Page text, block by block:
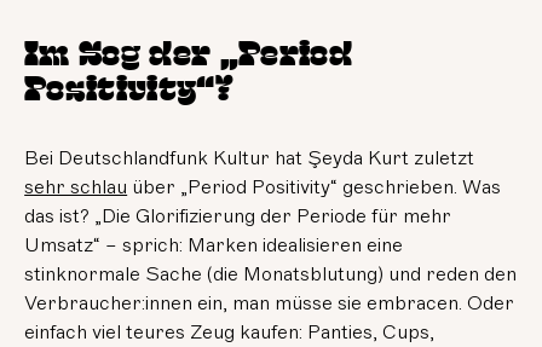
Im Sog der „Period
Positivity“?
Bei Deutschlandfunk Kultur hat Şeyda Kurt zuletzt
sehr schlau über „Period Positivity“ geschrieben. Was
das ist? „Die Glorifizierung der Periode für mehr
Umsatz“ – sprich: Marken idealisieren eine
stinknormale Sache (die Monatsblutung) und reden den
Verbraucher:innen ein, man müsse sie embracen. Oder
einfach viel teures Zeug kaufen: Panties, Cups,